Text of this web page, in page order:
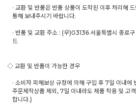
· 교환 및 반품은 반품 상품이 도착된 이후 처리해
통해 보내주시기 바랍니다.
· 반품 및 교환 주소 : (우)03136 서울특별시 종로
드
◇ 교환 및 반품이 가능한 경우
· 소비자 피해보상 규정에 의해 구입 후 7일 이내에
주문제작상품 제외, 7일 이내라도 제품 착용 및 고
합니다.)